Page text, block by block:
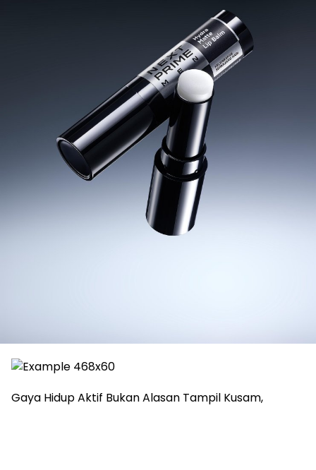
Gaya Hidup Aktif Bukan Alasan Tampil Kusam,